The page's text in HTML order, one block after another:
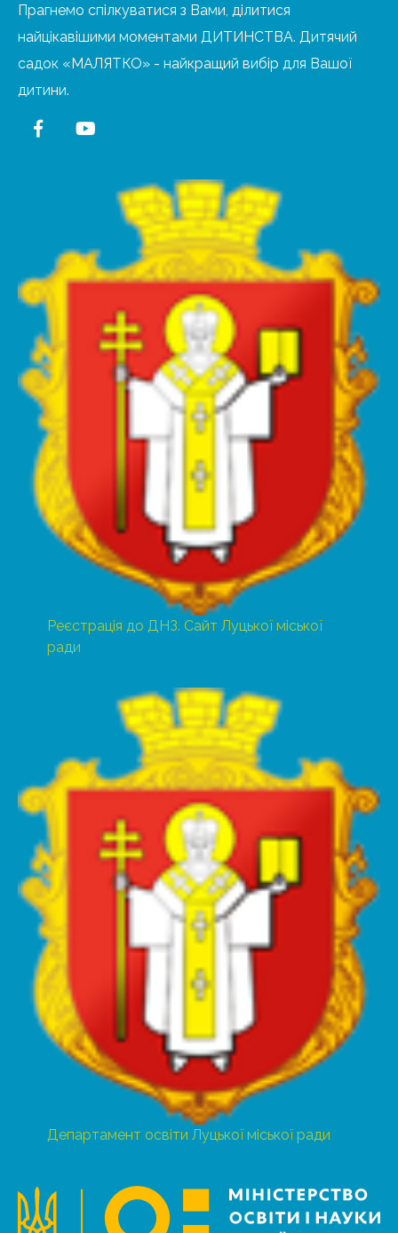
Прагнемо спілкуватися з Вами, ділитися
найцікавішими моментами ДИТИНСТВА. Дитячий
садок «МАЛЯТКО» - найкращий вибір для Вашої
дитини.
Реєстрація до ДНЗ. Сайт Луцької міської
ради
Департамент освіти Луцької міської ради